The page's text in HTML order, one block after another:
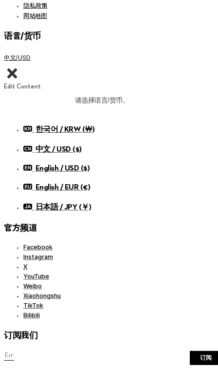
隐私政策
网站地图
语言/货币
中文/USD
Edit Content
请选择语言/货币。
한국어 / KRW (￦)
中文 / USD ($)
English / USD ($)
English / EUR (€)
日本語 / JPY (￥)
官方频道
Facebook
Instagram
X
YouTube
Weibo
Xiaohongshu
TikTok
Bilibili
订阅我们
订阅